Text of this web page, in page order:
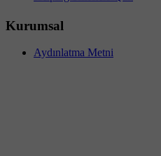
Kurumsal
Aydınlatma Metni